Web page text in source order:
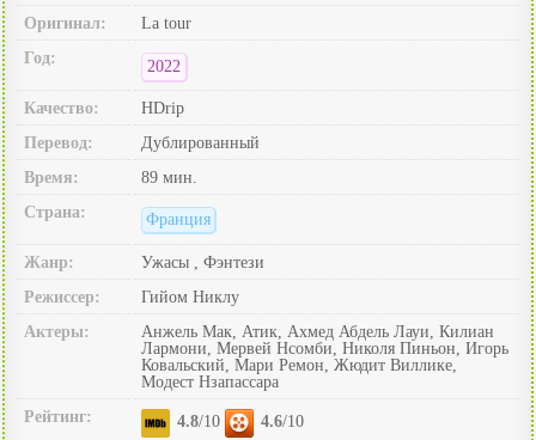
Оригинал:
La tour
Год:
2022
Качество:
HDrip
Перевод:
Дублированный
Время:
89 мин.
Страна:
Франция
Жанр:
Ужасы , Фэнтези
Режиссер:
Гийом Никлу
Актеры:
Анжель Мак, Атик, Ахмед Абдель Лауи, Килиан
Лармони, Мервей Нсомби, Николя Пиньон, Игорь
Ковальский, Мари Ремон, Жюдит Виллике,
Модест Нзапассара
Рейтинг:
4.8/10 4.6/10